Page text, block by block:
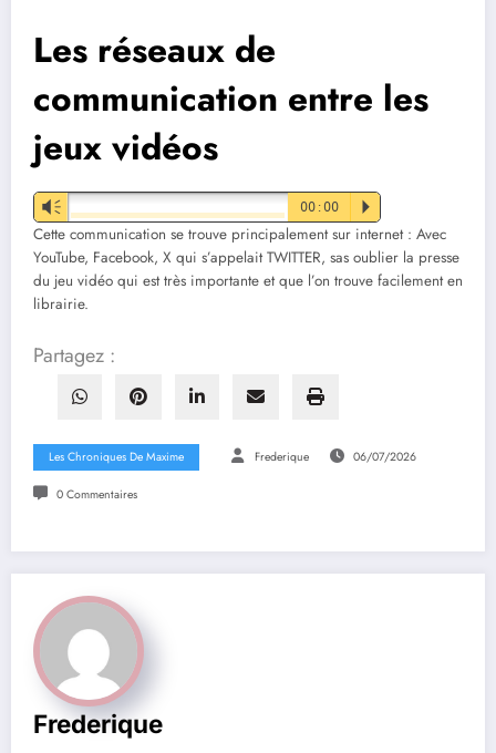
Les réseaux de
communication entre les
jeux vidéos
Vm 00:00 P
Cette communication se trouve principalement sur internet : Avec
YouTube, Facebook, X qui s’appelait TWITTER, sas oublier la presse
du jeu vidéo qui est très importante et que l’on trouve facilement en
librairie.
Partagez :
Les Chroniques De Maxime Frederique 06/07/2026
0 Commentaires
Frederique